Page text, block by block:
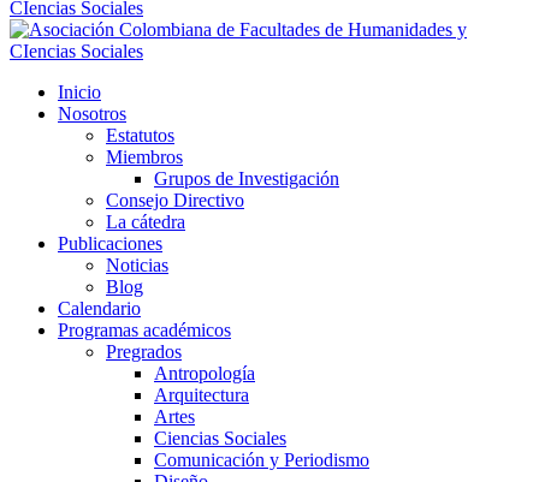
Inicio
Nosotros
Estatutos
Miembros
Grupos de Investigación
Consejo Directivo
La cátedra
Publicaciones
Noticias
Blog
Calendario
Programas académicos
Pregrados
Antropología
Arquitectura
Artes
Ciencias Sociales
Comunicación y Periodismo